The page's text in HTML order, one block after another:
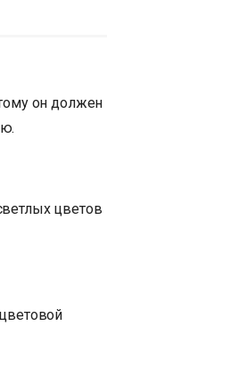
он должен
цветов